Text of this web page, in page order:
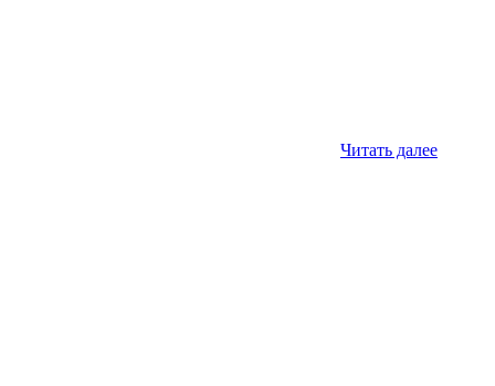
Читать далее